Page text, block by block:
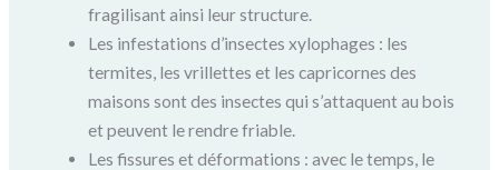
fragilisant ainsi leur structure.
Les infestations d’insectes xylophages : les
termites, les vrillettes et les capricornes des
maisons sont des insectes qui s’attaquent au bois
et peuvent le rendre friable.
Les fissures et déformations : avec le temps, le